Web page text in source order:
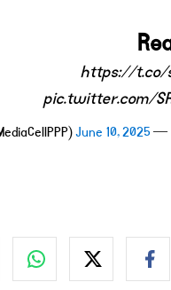
https://t.co/
pic.twitter.com/
— PPP (@MediaCellPPP)
June 10, 2025